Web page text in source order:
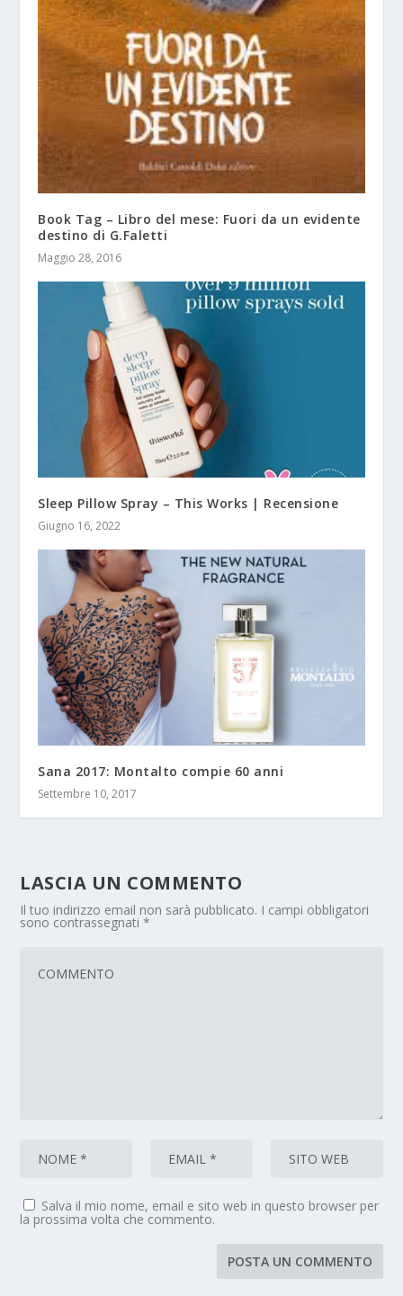
Book Tag – Libro del mese: Fuori da un evidente
destino di G.Faletti
Maggio 28, 2016
Sleep Pillow Spray – This Works | Recensione
Giugno 16, 2022
Sana 2017: Montalto compie 60 anni
Settembre 10, 2017
LASCIA UN COMMENTO
Il tuo indirizzo email non sarà pubblicato. I campi obbligatori
sono contrassegnati*
Salva il mio nome, email e sito web in questo browser per
la prossima volta che commento.